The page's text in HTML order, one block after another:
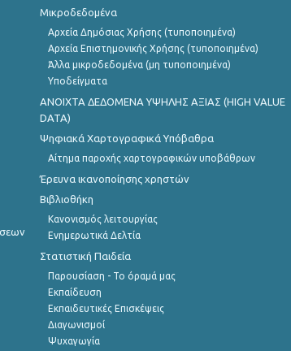
Μικροδεδομένα
Αρχεία Δημόσιας Χρήσης (τυποποιημένα)
Αρχεία Επιστημονικής Χρήσης (τυποποιημένα)
Άλλα μικροδεδομένα (μη τυποποιημένα)
Υποδείγματα
ANOIXTA ΔΕΔΟΜΕΝΑ ΥΨΗΛΗΣ ΑΞΙΑΣ (HIGH VALUE
DATA)
Ψηφιακά Χαρτογραφικά Υπόβαθρα
Αίτημα παροχής χαρτογραφικών υποβάθρων
Έρευνα ικανοποίησης χρηστών
Βιβλιοθήκη
Κανονισμός λειτουργίας
Ενημερωτικά Δελτία
Στατιστική Παιδεία
Παρουσίαση - Το όραμά μας
Εκπαίδευση
Εκπαιδευτικές Επισκέψεις
Διαγωνισμοί
Ψυχαγωγία